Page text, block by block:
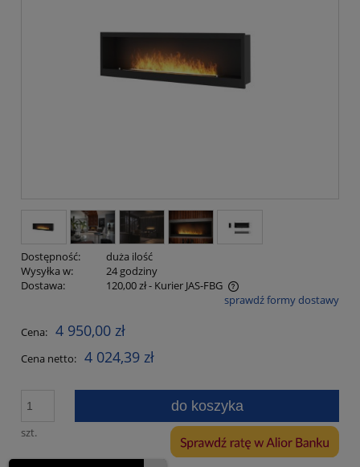
Dostępność:
duża ilość
Wysyłka w:
24 godziny
Dostawa:
120,00 zł- Kurier JAS-FBG
Cena nie zawiera ewentualnych kosztów płatnościsprawdź formy dostawy
Cena: 4 950,00 zł
Cena netto: 4 024,39 zł
szt.
do koszyka